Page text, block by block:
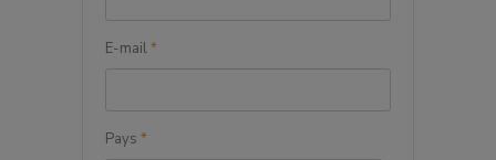
E-mail*
Pays *